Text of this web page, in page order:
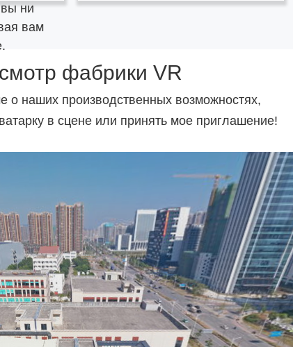
ни
вам
фабрики VR
о наших производственных возможностях,
в сцене или принять мое приглашение!